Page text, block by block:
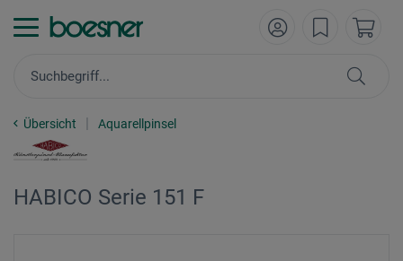
Übersicht Aquarellpinsel
HABICO Serie 151 F